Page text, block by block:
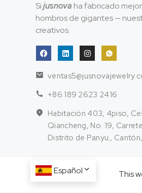
Sijusnova ha fabricado
hombros de gigantes —
creativos.
+86 189 2623 2416
Habitación 403, 4piso,
Qiancheng, No. 19,
Distrito de Panyu.,
Español This